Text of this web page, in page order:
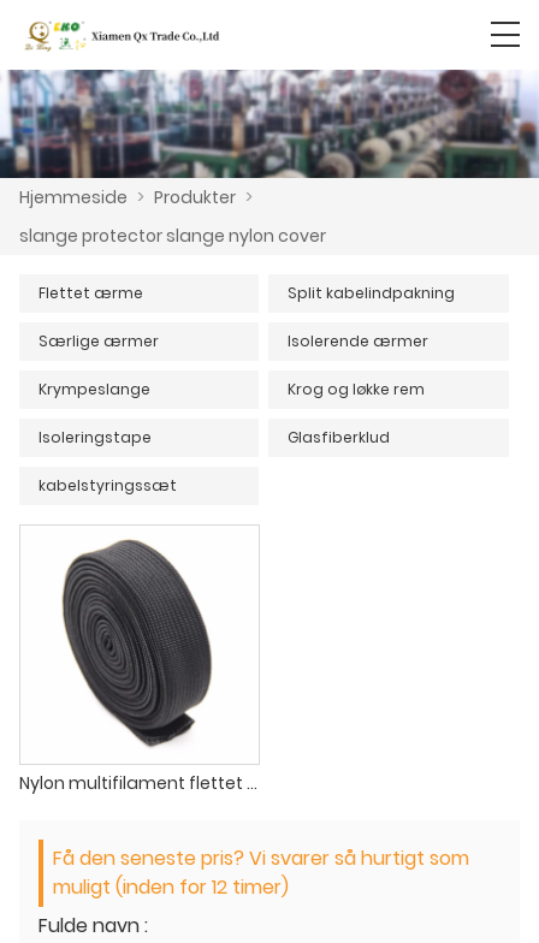
Hjemmeside > Produkter >
slange protector slange nylon cover
Flettet ærme Split kabelindpakning
Særlige ærmer Isolerende ærmer
Krympeslange Krog og løkke rem
Isoleringstape Glasfiberklud
kabelstyringssæt
Nylon multifilament flettet ærme
Få den seneste pris? Vi svarer så hurtigt som
muligt (inden for 12 timer)
Fulde navn :